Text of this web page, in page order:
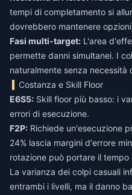
tempi di completamento si
dovrebbero mantenere
Fasi multi-target: L'area
permette danni simultanei. I
naturalmente senza necessità
Costanza e Skill Floor
E6S5: Skill floor più basso: i
errori di esecuzione.
F2P: Richiede un'esecuzione
24% lascia margini d'errore
rotazione può portare il tempo
La varianza dei colpi casuali
entrambi i livelli, ma il danno